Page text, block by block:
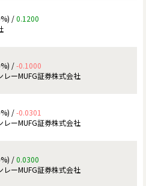
/0.1200
/-0.1000
レーMUFG証券株式会社
/-0.0301
レーMUFG証券株式会社
/0.0300
レーMUFG証券株式会社